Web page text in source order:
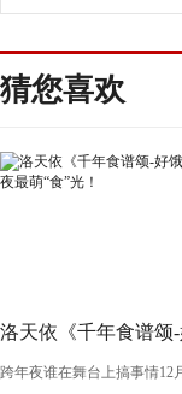
猜您喜欢
洛天依《千年食谱颂
版》：跨年夜最萌“食
跨年夜谁在舞台上搞事情12